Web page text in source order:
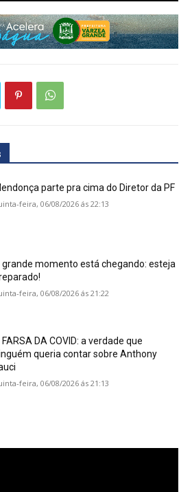
parte pra cima do Diretor da PF
feira, 06/08/2026 ás 22:13
grande momento está chegando: esteja
feira, 06/08/2026 ás 21:22
FARSA DA COVID: a verdade que
queria contar sobre Anthony
feira, 06/08/2026 ás 21:13